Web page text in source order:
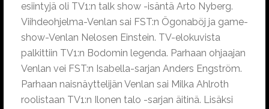
esiintyjä oli TV1:n talk show -isäntä Arto Nyberg.
Viihdeohjelma-Venlan sai FST:n Ögonaböj ja game-
show-Venlan Nelosen Einstein. TV-elokuvista
palkittiin TV1:n Bodomin legenda. Parhaan ohjaajan
Venlan vei FST:n Isabella-sarjan Anders Engström.
Parhaan naisnäyttelijän Venlan sai Milka Ahlroth
roolistaan TV1:n Ilonen talo -sarjan äitinä. Lisäksi